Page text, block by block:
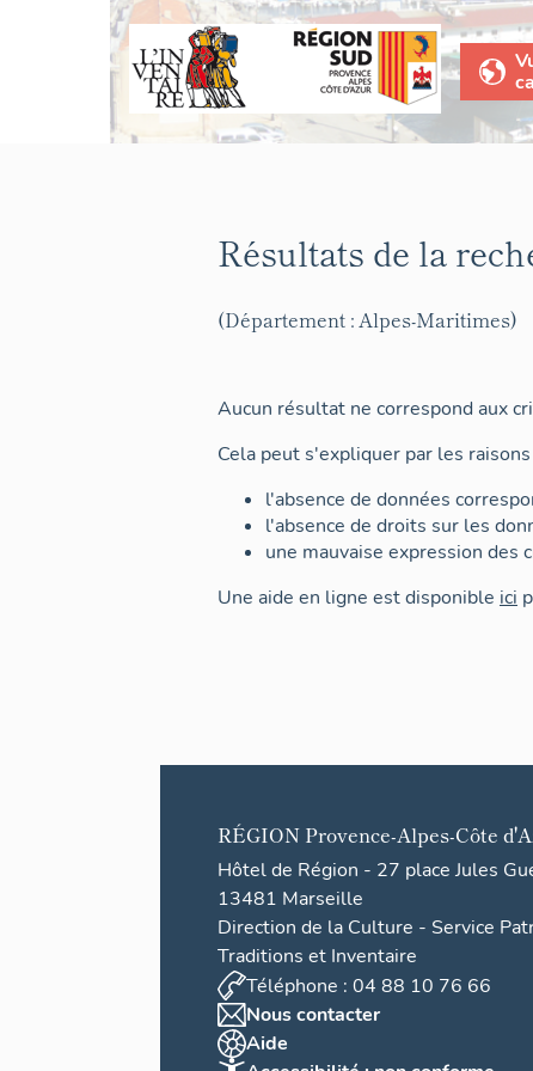
Résultats de la
(Département : Alpes-Maritimes)
Aucun résultat ne correspond aux
Cela peut s'expliquer par les
l'absence de données
l'absence de droits sur les
une mauvaise expression des
Une aide en ligne est disponible ici
RÉGION Provence-Alpes-Côte
Hôtel de Région - 27 place Jules
13481 Marseille
Direction de la Culture - Service
Traditions et Inventaire
Téléphone : 04 88 10 76 66
Nous contacter
Aide